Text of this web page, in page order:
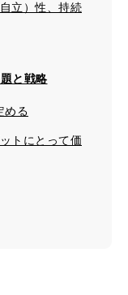
立）性、持続
と戦略
める
トにとって価